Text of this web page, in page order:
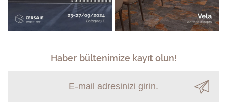
Haber bültenimize kayıt olun!